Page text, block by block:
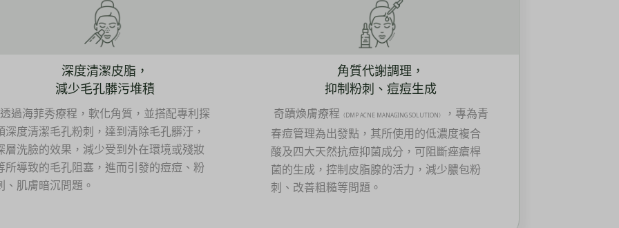
深度清潔皮脂，
減少毛孔髒污堆積
過海菲秀療程，軟化角質，並搭配專利探
深度清潔毛孔粉刺，達到清除毛孔髒汙，
層洗臉的效果，減少受到外在環境或殘妝
所導致的毛孔阻塞，進而引發的痘痘、粉
、肌膚暗沉問題。
角質代謝調理，
抑制粉刺、痘痘生成
奇蹟煥膚療程 （DMP ACNE MANAGING SOLUTION）
，專為青
春痘管理為出發點，其所使用的低濃度複合
酸及四大天然抗痘抑菌成分，可阻斷痤瘡桿
菌的生成，控制皮脂腺的活力，減少膿包粉
刺、改善粗糙等問題。